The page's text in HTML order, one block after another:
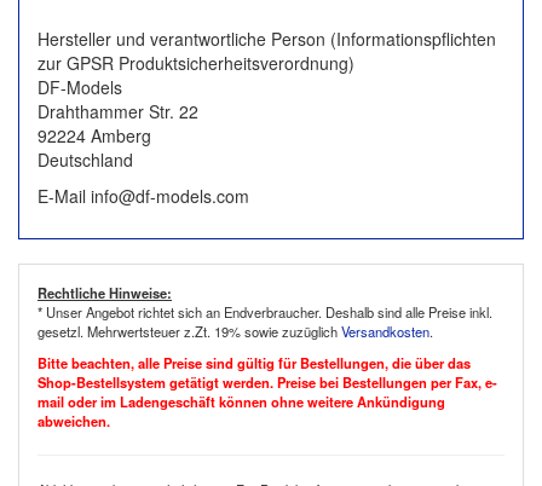
Hersteller und verantwortliche Person (Informationspflichten
zur GPSR Produktsicherheitsverordnung)
DF-Models
Drahthammer Str. 22
92224 Amberg
Deutschland
E-Mail info@df-models.com
Rechtliche Hinweise:
* Unser Angebot richtet sich an Endverbraucher. Deshalb sind alle Preise inkl.
gesetzl. Mehrwertsteuer z.Zt. 19% sowie zuzüglichVersandkosten.
Bitte beachten, alle Preise sind gültig für Bestellungen, die über das
Shop-Bestellsystem getätigt werden. Preise bei Bestellungen per Fax, e-
mail oder im Ladengeschäft können ohne weitere Ankündigung
abweichen.